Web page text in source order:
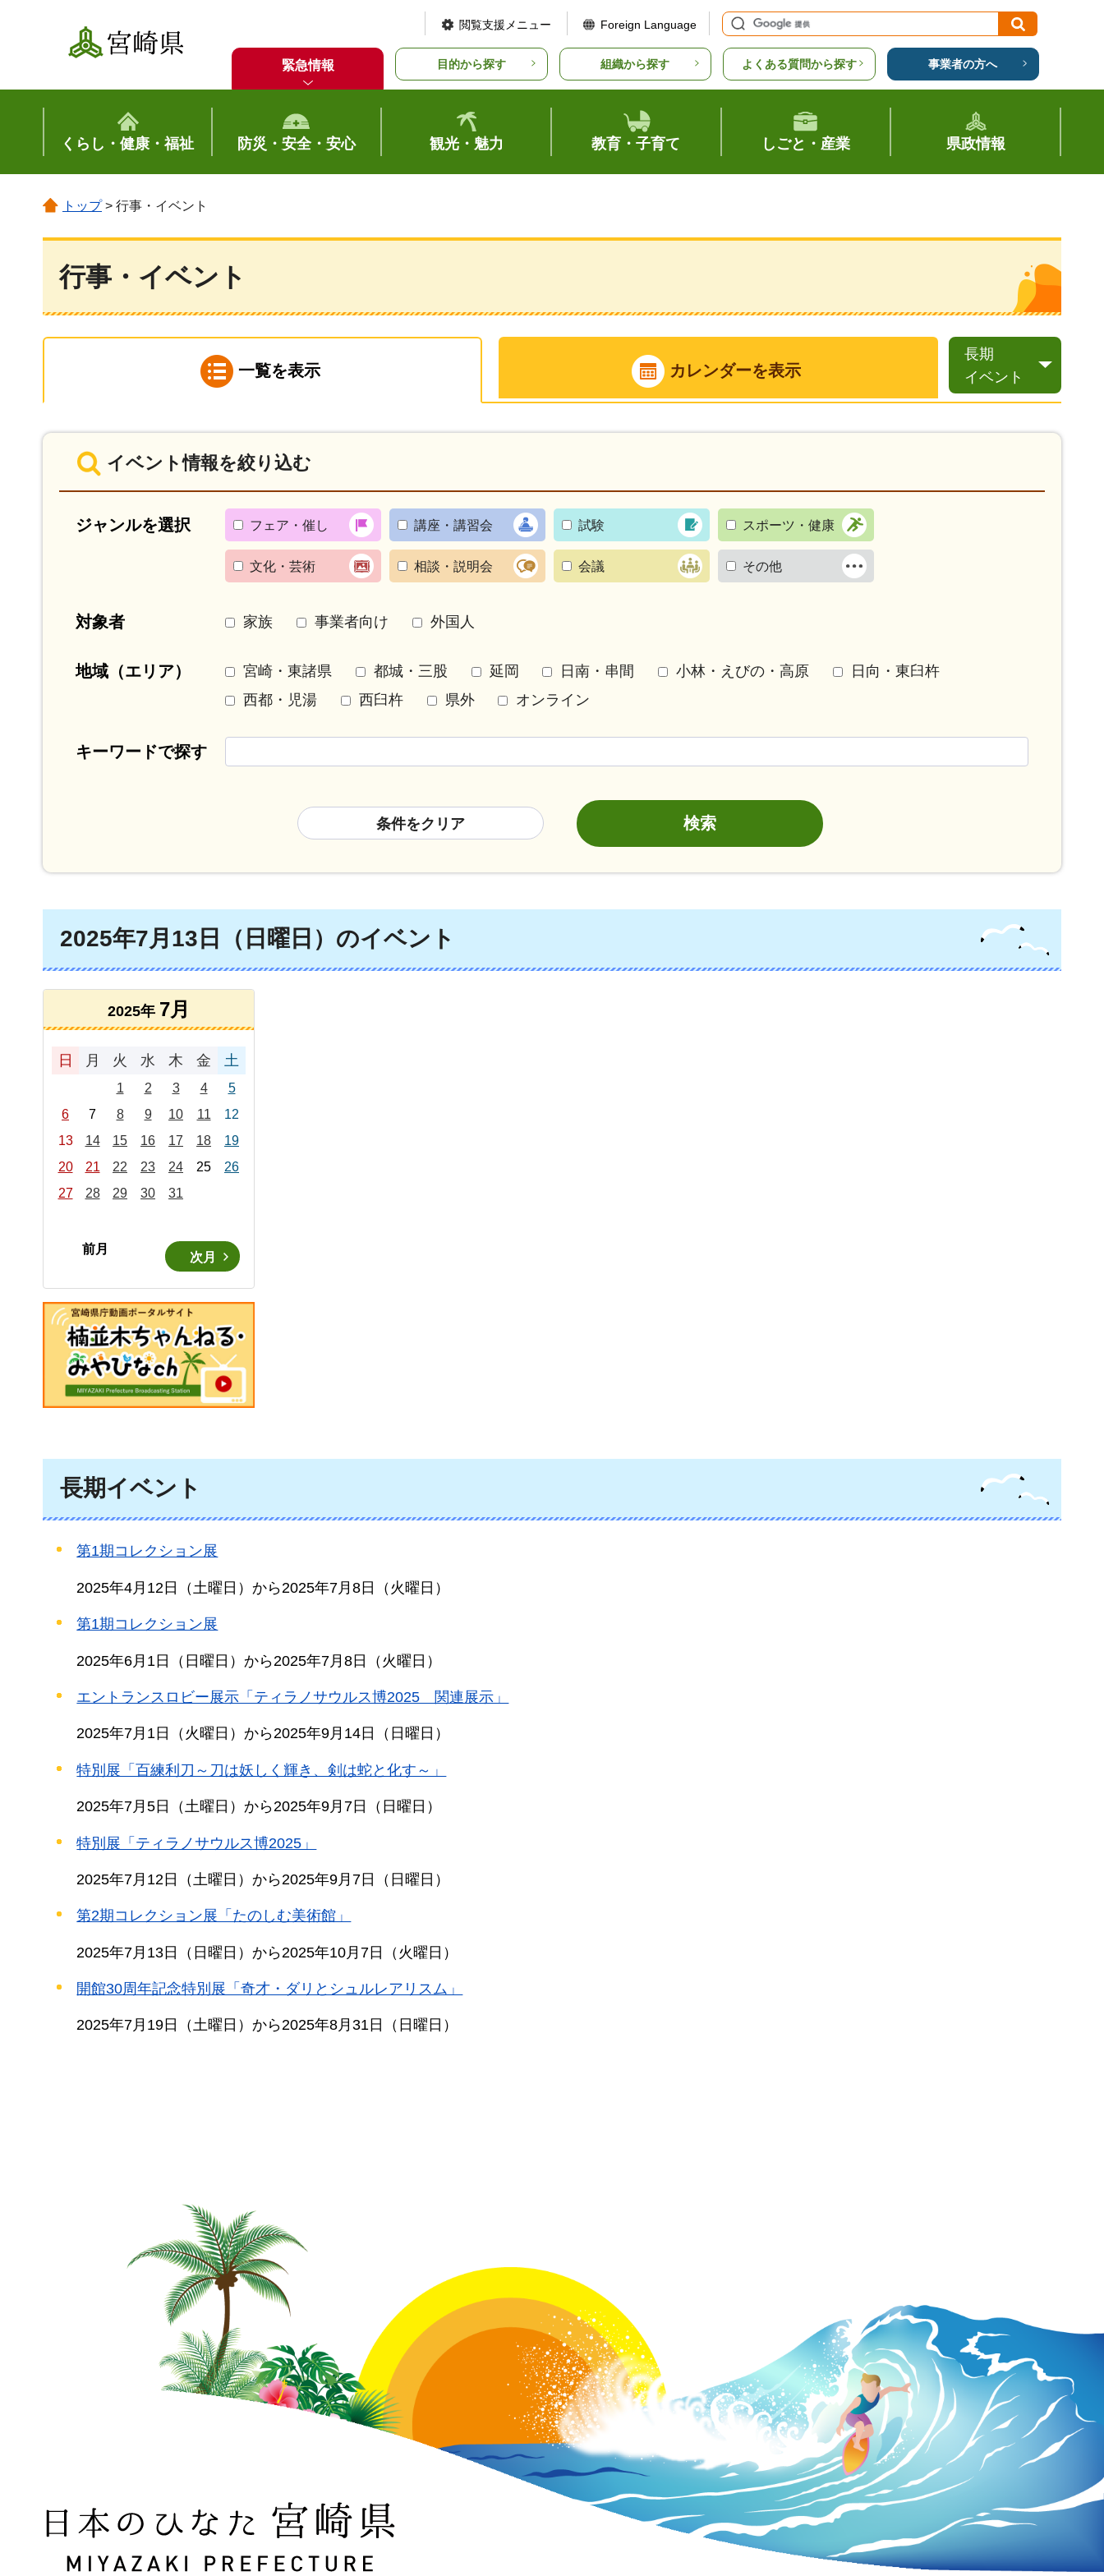
宮崎県
閲覧支援メニュー Foreign Language
緊急情報 目的から探す 組織から探す よくある質問から探す 事業者の方へ
くらし・健康・福祉 防災・安全・安心 観光・魅力 教育・子育て しごと・産業 県政情報
トップ> 行事・イベント
行事・イベント
一覧を表示 カレンダーを表示
長期
イベント
イベント情報を絞り込む
ジャンルを選択 フェア・催し 講座・講習会 試験 スポーツ・健康
文化・芸術 相談・説明会 会議 その他
対象者 家族 事業者向け 外国人
地域（エリア） 宮崎・東諸県 都城・三股 延岡 日南・串間 小林・えびの・高原
日向・東臼杵
西都・児湯
西臼杵 県外 オンライン
キーワードで探す
条件をクリア
2025年7月13日（日曜日）のイベント
2025年 7月
日 月 火 水 木 金 土
1 2 3 4
5
6
7 8 9 10 11
12
13
14 15 16 17 18
19
20
21 22 23 24 25
26
27
28 29 30 31
前月
次月
長期イベント
第1期コレクション展
2025年4月12日（土曜日）から2025年7月8日（火曜日）
第1期コレクション展
2025年6月1日（日曜日）から2025年7月8日（火曜日）
エントランスロビー展示「ティラノサウルス博2025 関連展示」
2025年7月1日（火曜日）から2025年9月14日（日曜日）
特別展「百練利刀～刀は妖しく輝き、剣は蛇と化す～」
2025年7月5日（土曜日）から2025年9月7日（日曜日）
特別展「ティラノサウルス博2025」
2025年7月12日（土曜日）から2025年9月7日（日曜日）
第2期コレクション展「たのしむ美術館」
2025年7月13日（日曜日）から2025年10月7日（火曜日）
開館30周年記念特別展「奇才・ダリとシュルレアリスム」
2025年7月19日（土曜日）から2025年8月31日（日曜日）
日本のひなた 宮崎県 MIYAZAKI PREFECTURE